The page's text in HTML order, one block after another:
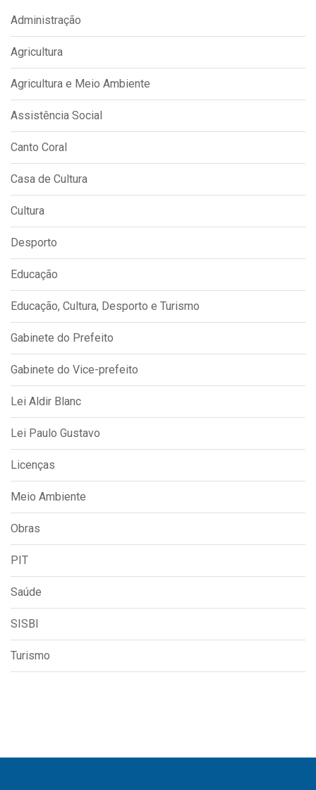
Administração
Agricultura
Agricultura e Meio Ambiente
Assistência Social
Canto Coral
Casa de Cultura
Cultura
Desporto
Educação
Educação, Cultura, Desporto e Turismo
Gabinete do Prefeito
Gabinete do Vice-prefeito
Lei Aldir Blanc
Lei Paulo Gustavo
Licenças
Meio Ambiente
Obras
PIT
Saúde
SISBI
Turismo